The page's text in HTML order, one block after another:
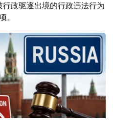
政驱逐出境的行政违法行为
。